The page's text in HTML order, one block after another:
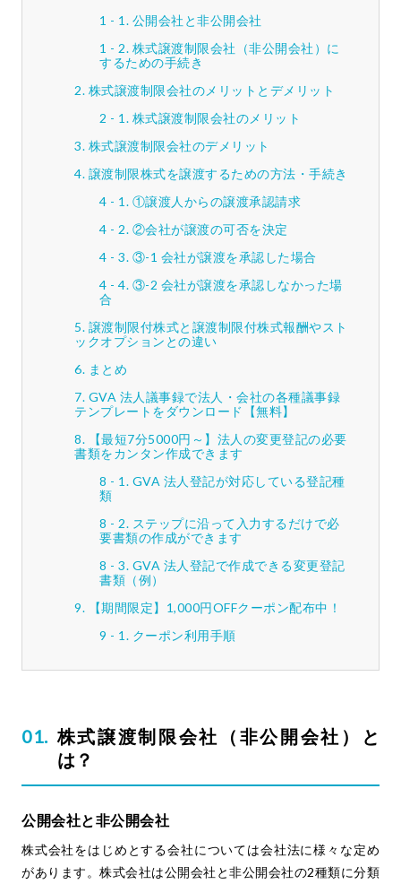
公開会社と非公開会社
株式譲渡制限会社（非公開会社）に
するための手続き
株式譲渡制限会社のメリットとデメリット
株式譲渡制限会社のメリット
株式譲渡制限会社のデメリット
譲渡制限株式を譲渡するための方法・手続き
①譲渡人からの譲渡承認請求
②会社が譲渡の可否を決定
③-1 会社が譲渡を承認した場合
③-2 会社が譲渡を承認しなかった場
合
譲渡制限付株式と譲渡制限付株式報酬やスト
ックオプションとの違い
まとめ
GVA 法人議事録で法人・会社の各種議事録
テンプレートをダウンロード【無料】
【最短7分5000円～】法人の変更登記の必要
書類をカンタン作成できます
GVA 法人登記が対応している登記種
類
ステップに沿って入力するだけで必
要書類の作成ができます
GVA 法人登記で作成できる変更登記
書類（例）
【期間限定】1,000円OFFクーポン配布中！
クーポン利用手順
株式譲渡制限会社（非公開会社）と
は？
公開会社と非公開会社
株式会社をはじめとする会社については会社法に様々な定め
があります。株式会社は公開会社と非公開会社の2種類に分類